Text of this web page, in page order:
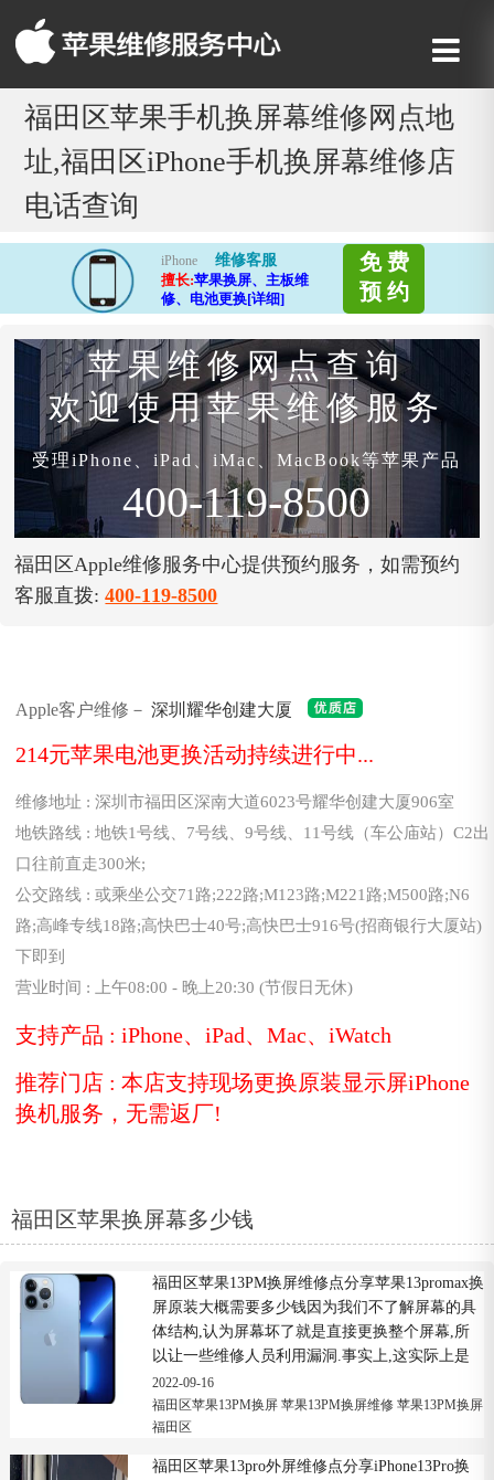
福田区苹果手机换屏幕维修网点地
址,福田区iPhone手机换屏幕维修店
电话查询
iPhone
维修客服
擅长:苹果换屏、主板维
修、电池更换[详细]
免 费
预 约
苹果维修网点查询
欢迎使用苹果维修服务
受理iPhone、iPad、iMac、MacBook等苹果产品
400-119-8500
福田区Apple维修服务中心提供预约服务，如需预约
客服直拨:400-119-8500
Apple客户维修－ 深圳耀华创建大厦
214元苹果电池更换活动持续进行中...
维修地址 : 深圳市福田区深南大道6023号耀华创建大厦906室
地铁路线 : 地铁1号线、7号线、9号线、11号线（车公庙站）C2出
口往前直走300米;
公交路线 : 或乘坐公交71路;222路;M123路;M221路;M500路;N6
路;高峰专线18路;高快巴士40号;高快巴士916号(招商银行大厦站)
下即到
营业时间 : 上午08:00 - 晚上20:30 (节假日无休)
支持产品 : iPhone、iPad、Mac、iWatch
推荐门店 : 本店支持现场更换原装显示屏iPhone
换机服务，无需返厂!
福田区苹果换屏幕多少钱
福田区苹果13PM换屏维修点分享苹果13promax换
屏原装大概需要多少钱因为我们不了解屏幕的具
体结构,认为屏幕坏了就是直接更换整个屏幕,所
以让一些维修人员利用漏洞.事实上,这实际上是
一个漏洞.iPhone屏幕破碎的情况很...
2022-09-16
福田区苹果13PM换屏 苹果13PM换屏维修 苹果13PM换屏
福田区
福田区苹果13pro外屏维修点分享iPhone13Pro换